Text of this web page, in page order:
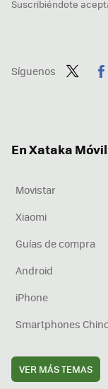
Suscribiéndote
Síguenos
En Xataka
Movistar
Xiaomi
Guías de compra
Android
iPhone
Smartphones
VER MÁS TEMAS